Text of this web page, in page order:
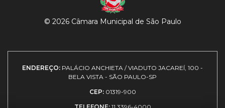
© 2026 Câmara Municipal de São Paulo
ENDEREÇO: PALÁCIO ANCHIETA / VIADUTO JACAREÍ, 100 -
BELA VISTA - SÃO PAULO-SP
CEP: 01319-900